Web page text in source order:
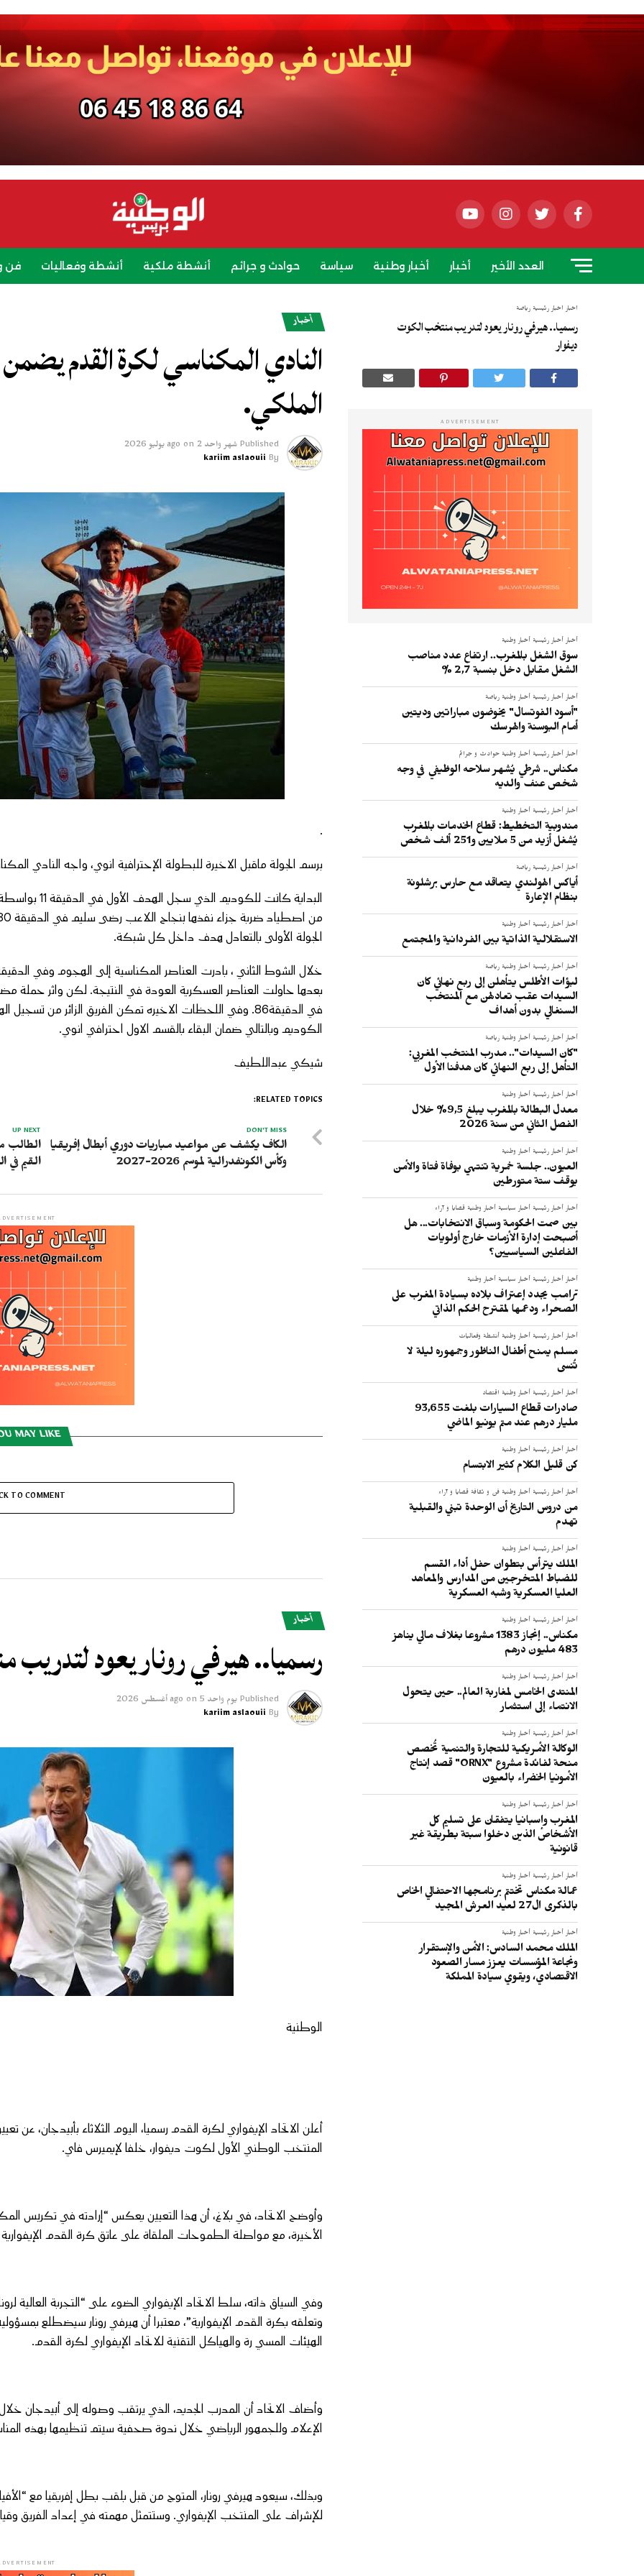
العدد الأخير أخبار أخبار وطنية سياسة حوادث و جرائم أنشطة ملكية أنشطة وفعاليات فن
أخبار أخبار رئيسية رياضة
رسميا.. هيرفي رونار يعود لتدريب منتخب الكوت
ديفوار
ADVERTISEMENT
أخبار أخبار رئيسية أخبار وطنية
سوق الشغل بالمغرب.. ارتفاع عدد مناصب
الشغل مقابل دخل بنسبة 2,7 %
أخبار أخبار رئيسية أخبار وطنية رياضة
"أسود الفوتسال" يخوضون مباراتين وديتين
أمام البوسنة والهرسك
أخبار أخبار رئيسية أخبار وطنية حوادث و جرائم
مكناس.. شرطي يُشهر سلاحه الوظيفي في وجه
شخص عنف والديه
أخبار أخبار رئيسية أخبار وطنية
مندوبية التخطيط: قطاع الخدمات بالمغرب
يُشغل أزيد من 5 ملايين و251 ألف شخص
أخبار أخبار رئيسية رياضة
أياكس الهولندي يتعاقد مع حارس برشلونة
بنظام الإعارة
أخبار أخبار رئيسية أخبار وطنية
الاستقلالية الذاتية بين الفردانية والمجتمع
أخبار أخبار رئيسية أخبار وطنية رياضة
لبؤات الأطلس يتأهلن إلى ربع نهائي كان
السيدات عقب تعادلهن مع المنتخب
السنغالي بدون أهداف
أخبار أخبار رئيسية أخبار وطنية رياضة
"كان السيدات".. مدرب المنتخب المغربي:
التأهل إلى ربع النهائي كان هدفنا الأول
أخبار أخبار رئيسية أخبار وطنية
معدل البطالة بالمغرب يبلغ 9,5% خلال
الفصل الثاني من سنة 2026
أخبار أخبار رئيسية أخبار وطنية
العيون.. جلسة خمرية تنتهي بوفاة فتاة والأمن
يوقف ستة متورطين
أخبار أخبار رئيسية أخبار سياسية أخبار وطنية قضايا و آراء
بين صمت الحكومة وسباق الانتخابات... هل
أصبحت إدارة الأزمات خارج أولويات
الفاعلين السياسيين؟
أخبار أخبار رئيسية أخبار سياسية أخبار وطنية
ترامب يجدد إعتراف بلاده بسيادة المغرب على
الصحراء ودعمها لمقترح الحكم الذاتي
أخبار أخبار رئيسية أخبار وطنية أنشطة وفعاليات
مسلم يمنح أطفال الناظور وجمهوره ليلة لا
تُنسى
أخبار أخبار رئيسية أخبار وطنية اقتصاد
صادرات قطاع السيارات بلغت 93,655
مليار درهم عند متم يونيو الماضي
أخبار أخبار رئيسية أخبار وطنية
كن قليل الكلام كثير الابتسام
أخبار أخبار رئيسية أخبار وطنية فن و ثقافة قضايا و آراء
من دروس التاريخ أن الوحدة تبني والقبلية
تهدم
أخبار أخبار رئيسية أخبار وطنية
الملك يترأس بتطوان حفل أداء القسم
للضباط المتخرجين من المدارس والمعاهد
العليا العسكرية وشبه العسكرية
أخبار أخبار رئيسية أخبار وطنية
مكناس.. إنجاز 1383 مشروعا بغلاف مالي يناهز
483 مليون درهم
أخبار أخبار رئيسية أخبار وطنية
المنتدى الخامس لمغاربة العالم.. حين يتحول
الانتماء إلى استثمار
أخبار أخبار رئيسية أخبار وطنية
الوكالة الأمريكية للتجارة والتنمية تُخصص
منحة لفائدة مشروع "ORNX" قصد إنتاج
الأمونيا الخضراء بالعيون
أخبار أخبار رئيسية أخبار وطنية
المغرب وإسبانيا يتفقان على تسليم كل
الأشخاص الذين دخلوا سبتة بطريقة غير
قانونية
أخبار أخبار رئيسية أخبار وطنية
عمالة مكناس تختتم برنامجها الاحتفالي الخاص
بالذكرى ال27 لعيد العرش المجيد
أخبار أخبار رئيسية أخبار وطنية
الملك محمد السادس: الأمن والإستقرار
ونجاعة المؤسسات يعزز مسار الصعود
الاقتصادي، ويقوي سيادة المملكة
أخبار
النادي المكناسي لكرة القدم
الملكي.
Published شهر واحد ago on 2 يوليو 2026
By
kariim aslaouii
.
برسم الجولة ماقبل الاخيرة للبطولة الإحترافية انوي، واجه النادي
البداية
الجولة الأولى بالتعادل هدف داخل كل شبكة.
بعدها حاولت العناصر العسكرية العودة في النتيجة. لكن واثر حملة
في الدقيقة86. وفي اللحظات الاخيره تمكن الفريق الزائر من
الكوديم وبالتالي ضمان البقاء بالقسم الاول احترافي انوي.
شيكي عبداللطيف
RELATED TOPICS:
UP NEXT
الطالب
القيم في
DON'T MISS
الكاف يكشف عن مواعيد مباريات دوري أبطال إفريقيا
وكأس الكونفدرالية لموسم 2026-2027
MAY LIKE
TO COMMENT
أخبار
رسميا.. هيرفي رونار يعود
Published يوم واحد ago on 5 أغسطس 2026
By
kariim aslaouii
الوطنية
أعلن الاتحاد الإيفواري لكرة القدم رسميا، اليوم الثلاثاء بأبيدجان، عن
المنتخب الوطني الأول لكوت ديفوار، خلفا لإيميرس فاي.
وأوضح الاتحاد، في بلاغ، أن هذا التعيين يعكس “إرادته في تكريس
الأخيرة، مع مواصلة الطموحات الملقاة على عاتق كرة القدم الإيفوارية
وفي السياق ذاته، سلط الاتحاد الإيفواري الضوء على “التجربة العالية
وتعلقه بكرة القدم الإيفوارية”، معتبرا أن هيرفي رونار سيضطلع
الهيئات المسي رة والهياكل التقنية للاتحاد الإيفواري لكرة القدم.
وأضاف الاتحاد أن المدرب الجديد، الذي يرتقب وصوله إلى أبيدجان
الإعلام وللجمهور الرياضي خلال ندوة صحفية سيتم تنظيمها بهذه
للإشراف على المنتخب الإيفواري. وستتمثل مهمته في إعداد الفريق